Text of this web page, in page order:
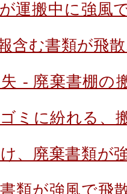
運搬中に強風
含む書類が飛
- 廃棄書棚の
ミに紛れる、
、廃棄書類が
類が強風で飛